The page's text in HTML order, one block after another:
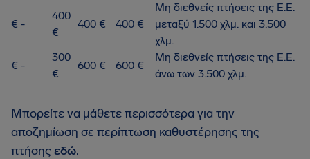
€ -
400
€
400 € 400 €
Μη διεθνείς πτήσεις της Ε.Ε.
μεταξύ 1.500 χλμ. και 3.500
χλμ.
€ -
300
€
600 € 600 €
Μη διεθνείς πτήσεις της Ε.Ε.
άνω των 3.500 χλμ.
Μπορείτε να μάθετε περισσότερα για την
αποζημίωση σε περίπτωση καθυστέρησης της
πτήσηςεδώ.